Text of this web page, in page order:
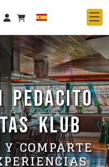
Identifícate
PEDACITO
KLUB
COMPARTE